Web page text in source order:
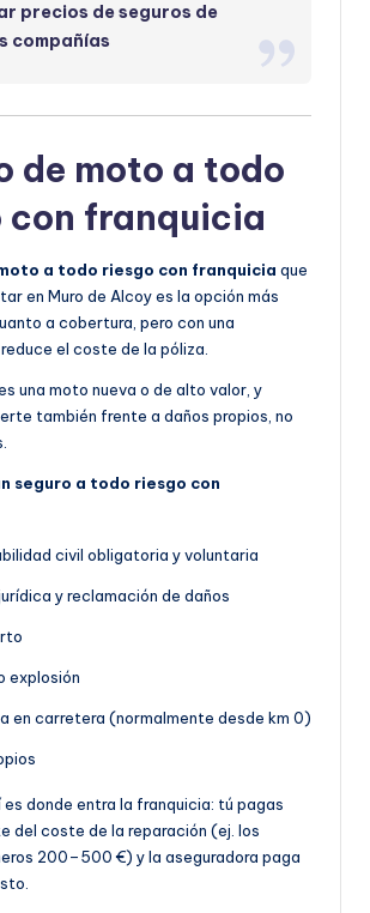
precios de seguros de
compañías
de moto a todo
con franquicia
a todo riesgo con franquicia que
en Muro de Alcoy es la opción más
a cobertura, pero con una
el coste de la póliza.
una moto nueva o de alto valor, y
también frente a daños propios, no
seguro a todo riesgo con
civil obligatoria y voluntaria
y reclamación de daños
explosión
en carretera (normalmente desde km 0)
es donde entra la franquicia: tú pagas
del coste de la reparación (ej. los
200–500 €) y la aseguradora paga